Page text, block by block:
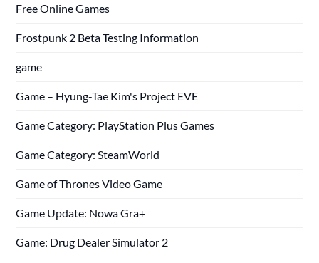
Free Online Games
Frostpunk 2 Beta Testing Information
game
Game – Hyung-Tae Kim's Project EVE
Game Category: PlayStation Plus Games
Game Category: SteamWorld
Game of Thrones Video Game
Game Update: Nowa Gra+
Game: Drug Dealer Simulator 2